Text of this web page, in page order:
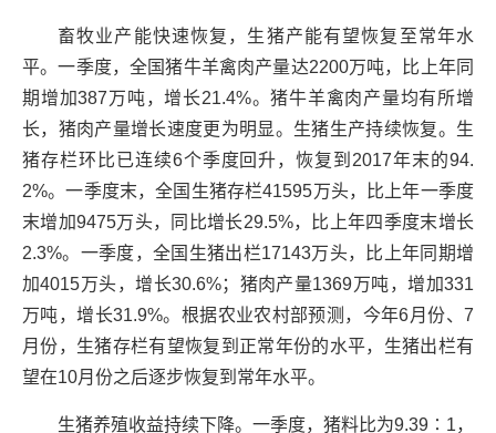
畜牧业产能快速恢复，生猪产能有望恢复至常年水
平。一季度，全国猪牛羊禽肉产量达2200万吨，比上年同
期增加387万吨，增长21.4%。猪牛羊禽肉产量均有所增
长，猪肉产量增长速度更为明显。生猪生产持续恢复。生
猪存栏环比已连续6个季度回升，恢复到2017年末的94.
2%。一季度末，全国生猪存栏41595万头，比上年一季度
末增加9475万头，同比增长29.5%，比上年四季度末增长
2.3%。一季度，全国生猪出栏17143万头，比上年同期增
加4015万头，增长30.6%；猪肉产量1369万吨，增加331
万吨，增长31.9%。根据农业农村部预测，今年6月份、7
月份，生猪存栏有望恢复到正常年份的水平，生猪出栏有
望在10月份之后逐步恢复到常年水平。
生猪养殖收益持续下降。一季度，猪料比为9.39∶1，